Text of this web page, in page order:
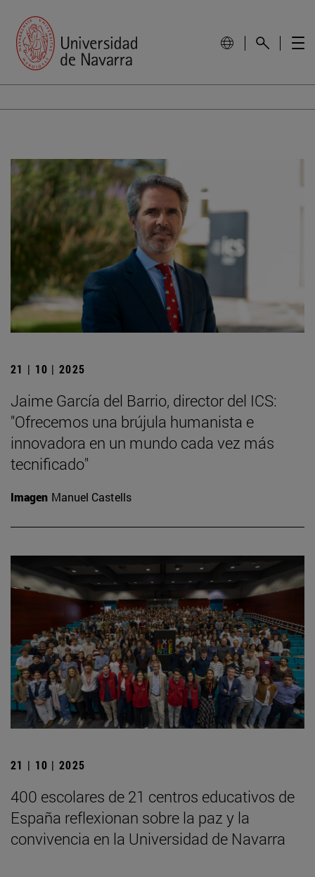
21 | 10 | 2025
Jaime García del Barrio, director del ICS:
"Ofrecemos una brújula humanista e
innovadora en un mundo cada vez más
tecnificado"
Imagen Manuel Castells
21 | 10 | 2025
400 escolares de 21 centros educativos de
España reflexionan sobre la paz y la
convivencia en la Universidad de Navarra